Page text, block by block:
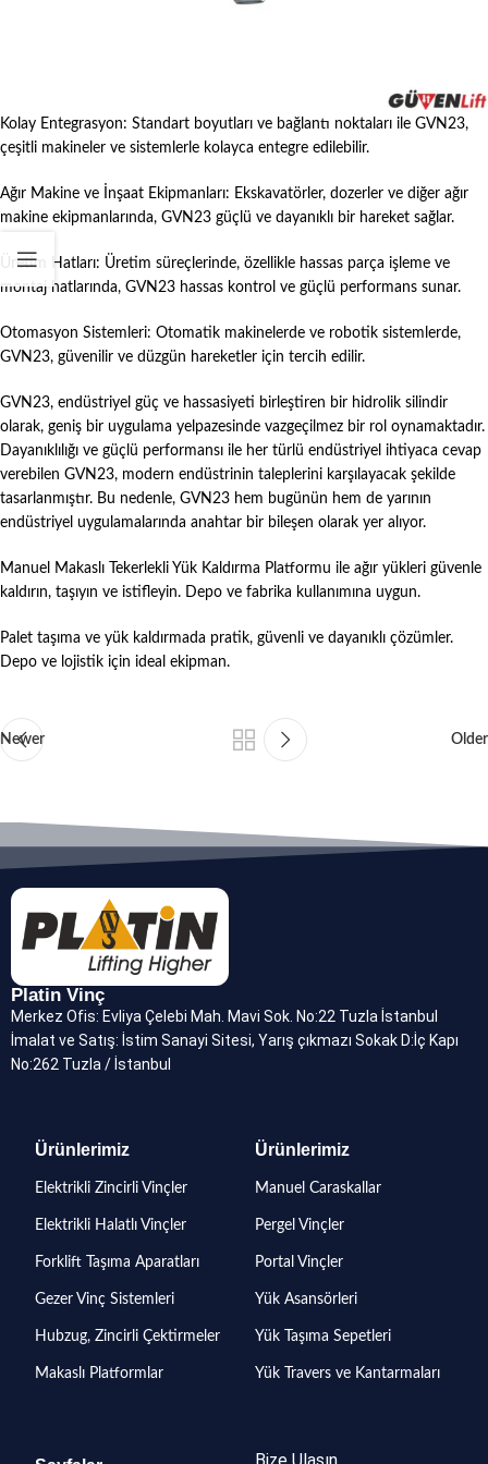
zorlu çalışma koşullarına karşı mükemmel bir direnç gösterir.
Kolay Entegrasyon: Standart boyutları ve bağlantı noktaları ile GVN23,
çeşitli makineler ve sistemlerle kolayca entegre edilebilir.
Ağır Makine ve İnşaat Ekipmanları: Ekskavatörler, dozerler ve diğer ağır
makine ekipmanlarında, GVN23 güçlü ve dayanıklı bir hareket sağlar.
Üretim Hatları: Üretim süreçlerinde, özellikle hassas parça işleme ve
montaj hatlarında, GVN23 hassas kontrol ve güçlü performans sunar.
Otomasyon Sistemleri: Otomatik makinelerde ve robotik sistemlerde,
GVN23, güvenilir ve düzgün hareketler için tercih edilir.
GVN23, endüstriyel güç ve hassasiyeti birleştiren bir hidrolik silindir
olarak, geniş bir uygulama yelpazesinde vazgeçilmez bir rol oynamaktadır.
Dayanıklılığı ve güçlü performansı ile her türlü endüstriyel ihtiyaca cevap
verebilen GVN23, modern endüstrinin taleplerini karşılayacak şekilde
tasarlanmıştır. Bu nedenle, GVN23 hem bugünün hem de yarının
endüstriyel uygulamalarında anahtar bir bileşen olarak yer alıyor.
Manuel Makaslı Tekerlekli Yük Kaldırma Platformu ile ağır yükleri güvenle
kaldırın, taşıyın ve istifleyin. Depo ve fabrika kullanımına uygun.
Palet taşıma ve yük kaldırmada pratik, güvenli ve dayanıklı çözümler.
Depo ve lojistik için ideal ekipman.
Newer Older
Platin Vinç
Merkez Ofis: Evliya Çelebi Mah. Mavi Sok. No:22 Tuzla İstanbul
İmalat ve Satış: İstim Sanayi Sitesi, Yarış çıkmazı Sokak D:İç Kapı
No:262 Tuzla / İstanbul
Ürünlerimiz
Elektrikli Zincirli Vinçler
Elektrikli Halatlı Vinçler
Forklift Taşıma Aparatları
Gezer Vinç Sistemleri
Hubzug, Zincirli Çektirmeler
Makaslı Platformlar
Ürünlerimiz
Manuel Caraskallar
Pergel Vinçler
Portal Vinçler
Yük Asansörleri
Yük Taşıma Sepetleri
Yük Travers ve Kantarmaları